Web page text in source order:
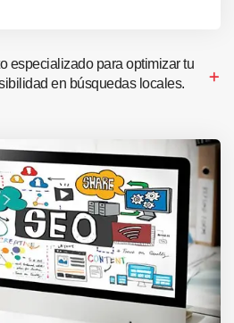
especializado para optimizar tu
en búsquedas locales.